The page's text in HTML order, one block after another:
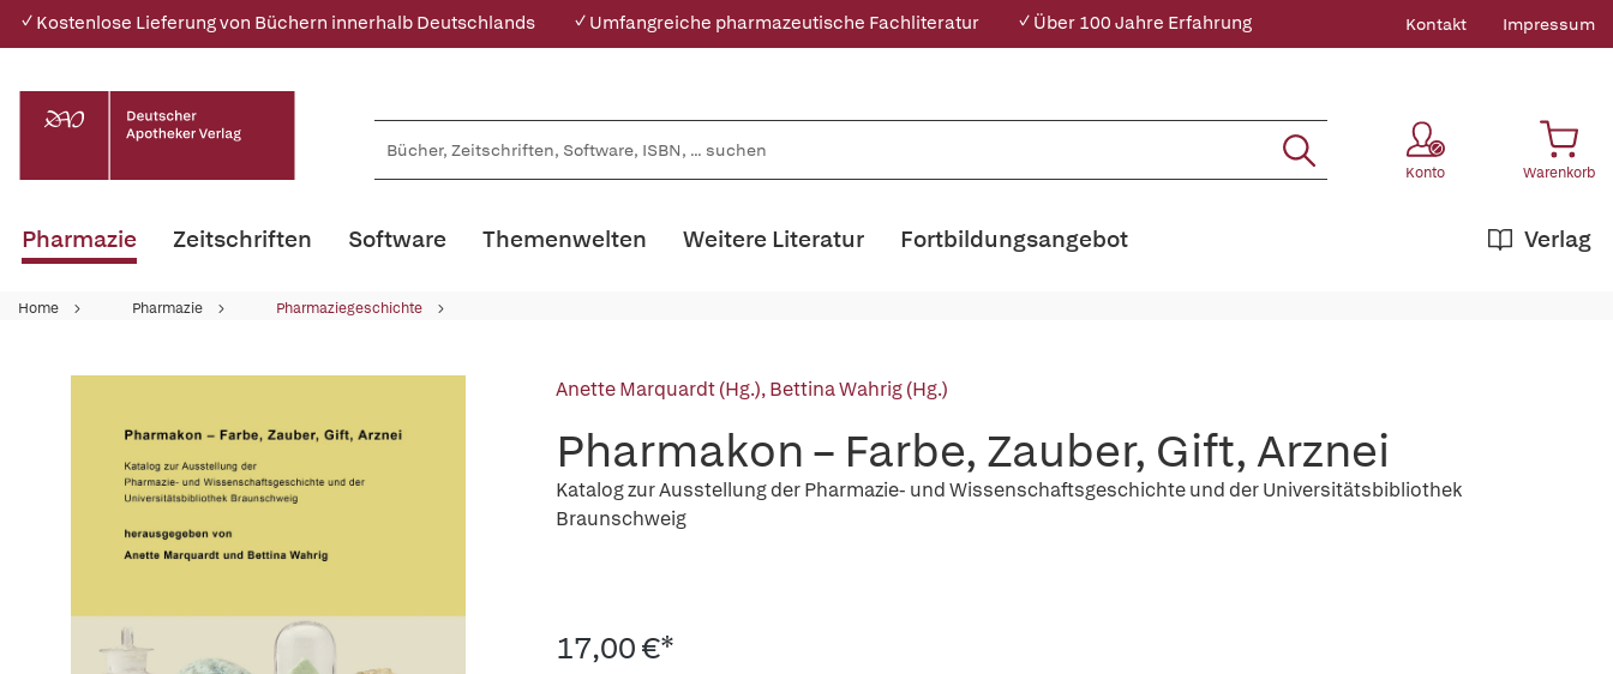
✓ Kostenlose Lieferung von Büchern innerhalb Deutschlands ✓ Umfangreiche pharmazeutische Fachliteratur ✓ Über 100 Jahre Erfahrung Kontakt Impressum
Konto Warenkorb
Pharmazie Zeitschriften Software Themenwelten Weitere Literatur Verlag
Fortbildungsangebot
Home Pharmazie Pharmaziegeschichte
Anette Marquardt (Hg.),Bettina Wahrig (Hg.)
Pharmakon – Farbe, Zauber, Gift, Arznei
Katalog zur Ausstellung der Pharmazie- und Wissenschaftsgeschichte und der Universitätsbibliothek
Braunschweig
17,00 €*